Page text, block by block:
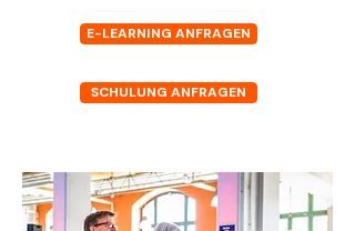
E-LEARNING ANFRAGEN
SCHULUNG ANFRAGEN